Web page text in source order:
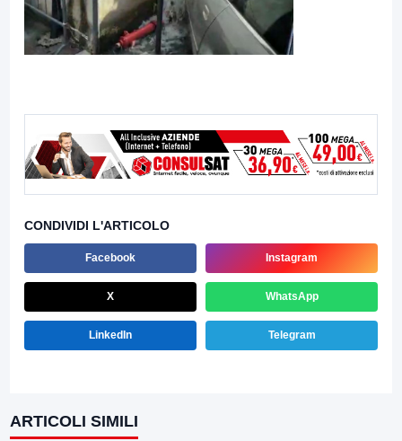
CONDIVIDI L'ARTICOLO
Facebook Instagram
X WhatsApp
LinkedIn Telegram
ARTICOLI SIMILI